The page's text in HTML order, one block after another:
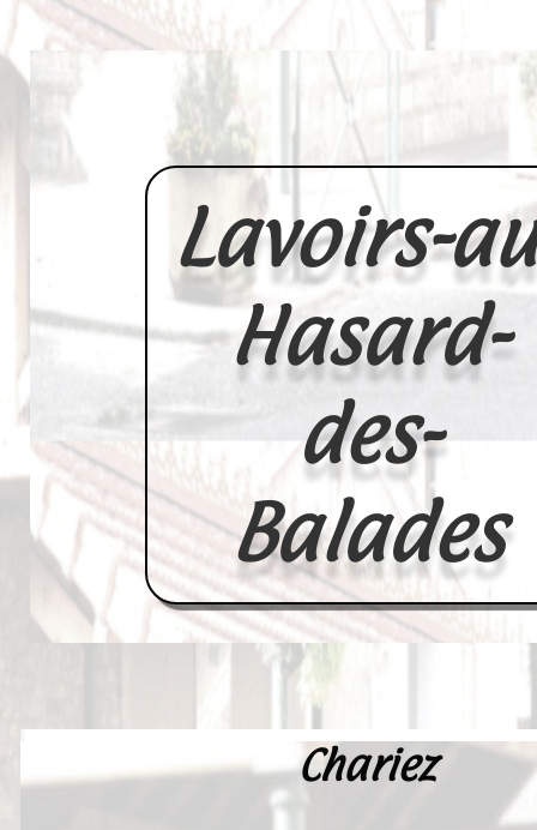
Lavoirs-
Hasard-
des-
Balades
Accueil
Chariez